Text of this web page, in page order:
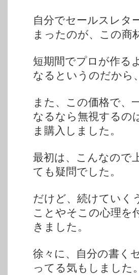
自分でセールスレタ
まったのが、この商
短期間でプロが作る
なるというのだから
また、この価格で、
なるなら無視するの
ま購入しました。
最初は、こんなので
ても疑問でした。
だけど、続けていく
ことやそこの心理を
きました。
徐々に、自分の書く
ってる気もしました。